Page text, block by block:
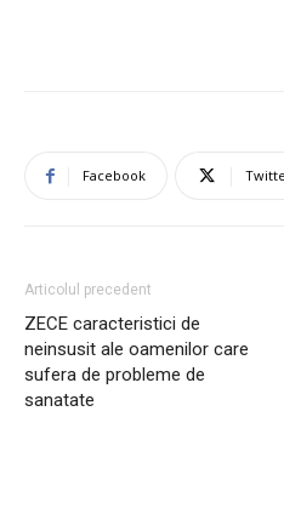
Facebook
Articolul precedent
ZECE caracteristici de
neinsusit ale oamenilor care
sufera de probleme de
sanatate